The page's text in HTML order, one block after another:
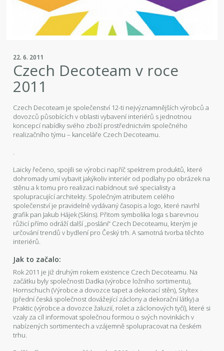
22. 6. 2011
Czech Decoteam v roce
2011
Czech Decoteam je společenství 12-ti nejvýznamnějších výrobců a
dovozců působících v oblasti vybavení interiérů s jednotnou
koncepcí nabídky svého zboží prostřednictvím společného
realizačního týmu – kanceláře Czech Decoteamu.
.
Laicky řečeno, spojili se výrobci napříč spektrem produktů, které
dohromady umí vybavit jakýkoliv interiér od podlahy po obrázek na
stěnu a k tomu pro realizaci nabídnout své specialisty a
spolupracující architekty. Společným atributem celého
společenství je pravidelně vydávaný časopis a logo, které navrhl
grafik pan Jakub Hájek (Skins). Přitom symbolika loga s barevnou
růžicí přímo odráží další „poslání“ Czech Decoteamu, kterým je
určování trendů v bydlení pro Český trh. A samotná tvorba těchto
interiérů.
Jak to začalo:
Rok 2011 je již druhým rokem existence Czech Decoteamu. Na
začátku byly společnosti Dadka (výrobce ložního sortimentu),
Hornschuch (Výrobce a dovozce tapet a dekorací stěn), Styltex
(přední česká společnost dovážející záclony a dekorační látky) a
Praktic (výrobce a dovozce žaluzií, rolet a záclonových tyčí), které si
vzaly za cíl informovat společnou formou o svých novinkách v
nabízených sortimentech a vzájemně spolupracovat na českém
trhu.